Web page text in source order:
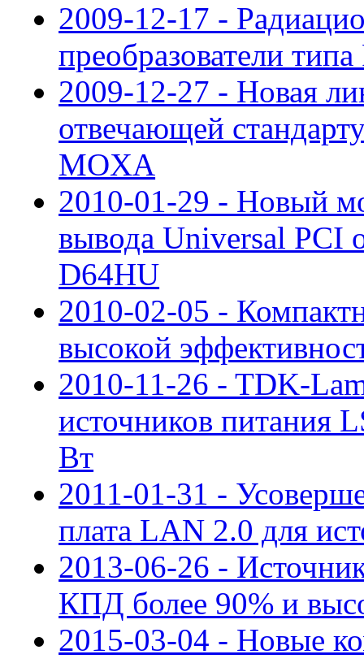
2009-12-17 -
преобразователи
2009-12-27 - Новая
отвечающей
MOXA
2010-01-29 - Новый
вывода Universal PCI
D64HU
2010-02-05 -
высокой
2010-11-26 - TDK-
источников питания
Вт
2011-01-31 -
плата LAN 2.0 для
2013-06-26 -
КПД более 90% и
2015-03-04 - Новые